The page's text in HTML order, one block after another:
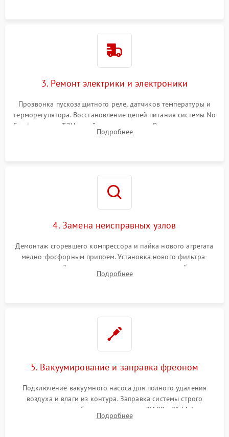
3. Ремонт электрики и электроники
Прозвонка пускозащитного реле, датчиков температуры и
терморегулятора. Восстановление цепей питания системы No
Frost, включая ТЭН оттайки и вентилятор. Ремонт или замена
платы управления при сбоях алгоритмов.
Подробнее
4. Замена неисправных узлов
Демонтаж сгоревшего компрессора и пайка нового агрегата
медно-фосфорным припоем. Установка нового фильтра-
осушителя. Замена изношенных вентиляторов обдува,
сломанных заслонок или поврежденных дверных петель.
Подробнее
5. Вакуумирование и заправка фреоном
Подключение вакуумного насоса для полного удаления
воздуха и влаги из контура. Заправка системы строго
дозированным объемом хладагента (R600a, R134a) по
электронным весам. Контроль рабочего давления в системе.
Подробнее